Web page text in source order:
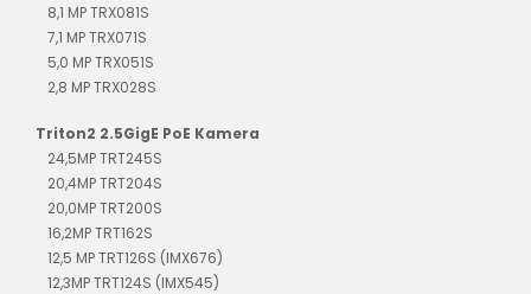
8,1 MP TRX081S
7,1 MP TRX071S
5,0 MP TRX051S
2,8 MP TRX028S
Triton2 2.5GigE PoE Kamera
24,5MP TRT245S
20,4MP TRT204S
20,0MP TRT200S
16,2MP TRT162S
12,5 MP TRT126S (IMX676)
12,3MP TRT124S (IMX545)